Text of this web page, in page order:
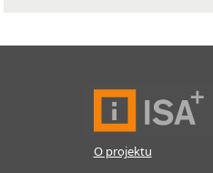
O projektu